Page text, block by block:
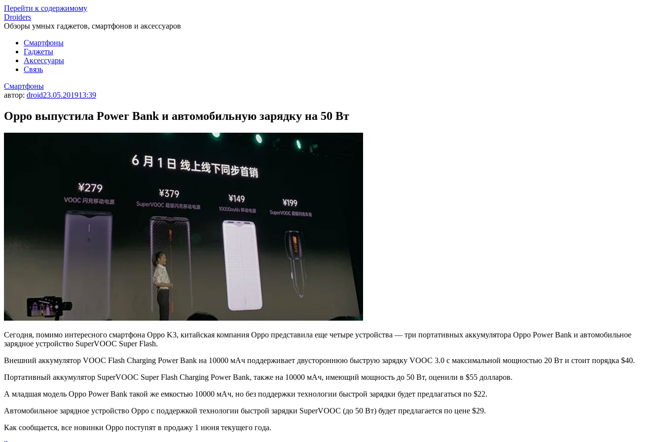
Перейти к содержимому
Droiders
Обзоры умных гаджетов, смартфонов и аксессуаров
Смартфоны
Гаджеты
Аксессуары
Связь
Смартфоны
автор: droid23.05.201913:39
Oppo выпустила Power Bank и автомобильную зарядку на 50 Вт
Сегодня, помимо интересного смартфона Oppo K3, китайская компания Oppo представила еще четыре устройства — три портативных аккумулятора Oppo Power Bank и автомобильное
зарядное устройство SuperVOOC Super Flash.
Внешний аккумулятор VOOC Flash Charging Power Bank на 10000 мАч поддерживает двустороннюю быструю зарядку VOOC 3.0 с максимальной мощностью 20 Вт и стоит порядка $40.
Портативный аккумулятор SuperVOOC Super Flash Charging Power Bank, также на 10000 мАч, имеющий мощность до 50 Вт, оценили в $55 долларов.
А младшая модель Oppo Power Bank такой же емкостью 10000 мАч, но без поддержки технологии быстрой зарядки будет предлагаться по $22.
Автомобильное зарядное устройство Oppo с поддержкой технологии быстрой зарядки SuperVOOC (до 50 Вт) будет предлагается по цене $29.
Как сообщается, все новинки Oppo поступят в продажу 1 июня текущего года.